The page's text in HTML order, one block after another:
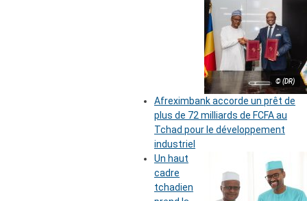
© (DR)
Afreximbank accorde un prêt de
plus de 72 milliards de FCFA au
Tchad pour le développement
industriel
Un haut
cadre
tchadien